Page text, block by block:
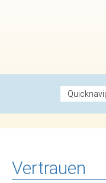
Vertrauen